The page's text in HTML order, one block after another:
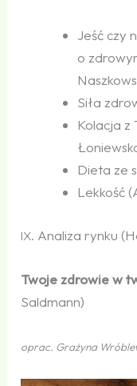
Jeść czy
o
Siła
Kolacja z
Dieta ze
Lekkość
IX. Analiza rynku
Twoje zdrowie w
Saldmann)
oprac. Grażyna